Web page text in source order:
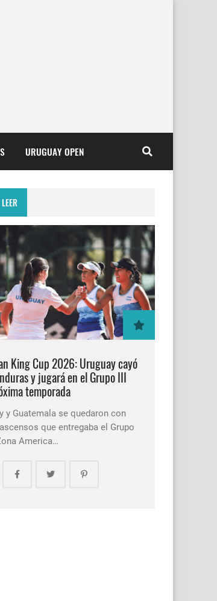
URUGUAY OPEN
King Cup 2026: Uruguay cayó
y jugará en el Grupo III
temporada
y Guatemala se quedaron con
que entregaba el Grupo
America…